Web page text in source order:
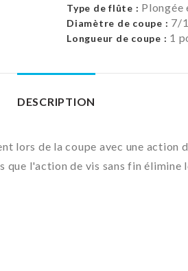
Type de flûte : Plongée
Diamètre de coupe : 7/
Longueur de coupe : 1
DESCRIPTION
lors de la coupe avec une action
l'action de vis sans fin élimine